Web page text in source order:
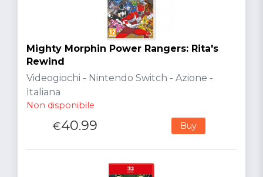
Mighty Morphin Power Rangers: Rita's
Rewind
Videogiochi - Nintendo Switch - Azione -
Italiana
Non disponibile
€40.99 Buy